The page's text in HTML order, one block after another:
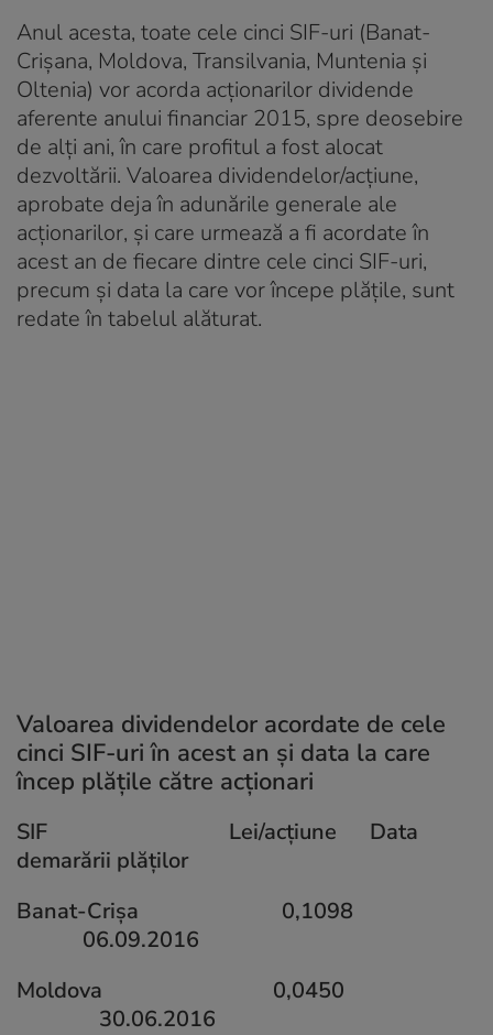
Anul acesta, toate cele cinci SIF-uri (Banat-
Crișana, Moldova, Transilvania, Muntenia și
Oltenia) vor acorda acționarilor dividende
aferente anului financiar 2015, spre deosebire
de alți ani, în care profitul a fost alocat
dezvoltării. Valoarea dividendelor/acțiune,
aprobate deja în adunările generale ale
acționarilor, și care urmează a fi acordate în
acest an de fiecare dintre cele cinci SIF-uri,
precum și data la care vor începe plățile, sunt
redate în tabelul alăturat.
Valoarea dividendelor acordate de cele
cinci SIF-uri în acest an și data la care
încep plățile către acționari
SIF Lei/acțiune Data
demarării plăților
Banat-Crișa 0,1098
06.09.2016
Moldova 0,0450
30.06.2016